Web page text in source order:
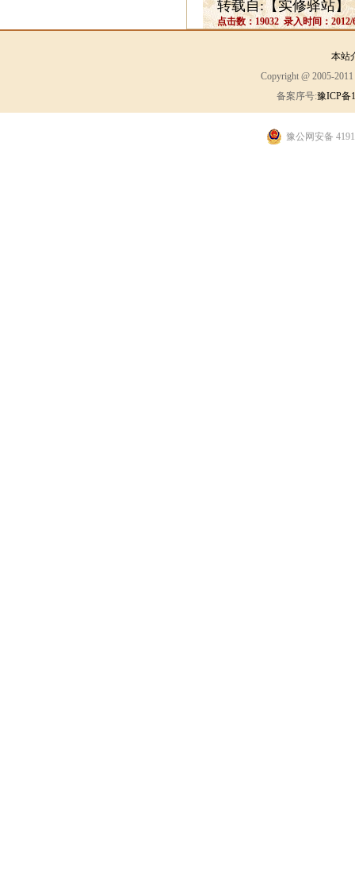
转载自:【实修驿站】
点击数：19032 录入时间：2012/
本站
Copyright @ 2005-
备案序号:豫ICP备
豫公网安备